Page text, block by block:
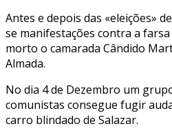
Antes e depois das «eleições»
se manifestações contra a
morto o camarada Cândido
Almada.
No dia 4 de Dezembro um
comunistas consegue fugir
carro blindado de Salazar.